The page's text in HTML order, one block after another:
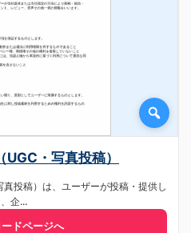
・写真投稿）
投稿）は、ユーザーが投稿・提供し
企...
ドページへ